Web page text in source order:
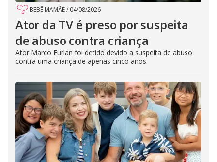
BEBÊ MAMÃE/ 04/08/2026
Ator da TV é preso por suspeita
de abuso contra criança
Ator Marco Furlan foi detido devido a suspeita de abuso
contra uma criança de apenas cinco anos.